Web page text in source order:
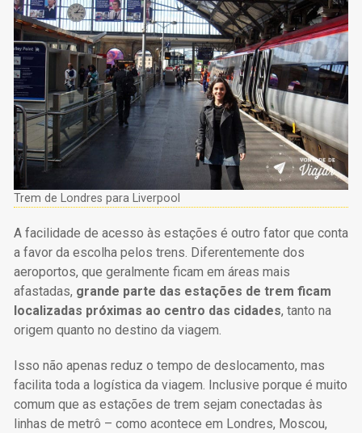
Trem de Londres para Liverpool
A facilidade de acesso às estações é outro fator que conta
a favor da escolha pelos trens. Diferentemente dos
aeroportos, que geralmente ficam em áreas mais
afastadas, grande parte das estações de trem ficam
localizadas próximas ao centro das cidades, tanto na
origem quanto no destino da viagem.
Isso não apenas reduz o tempo de deslocamento, mas
facilita toda a logística da viagem. Inclusive porque é muito
comum que as estações de trem sejam conectadas às
linhas de metrô – como acontece em Londres, Moscou,